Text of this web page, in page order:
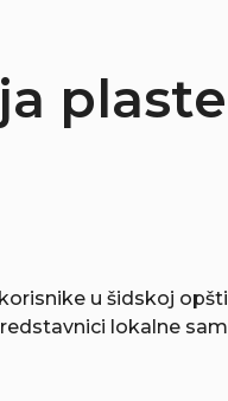
u šidskoj
lokalne